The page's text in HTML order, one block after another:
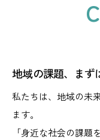
地域の課題、まず
私たちは、地域の未
ます。
「身近な社会の課題